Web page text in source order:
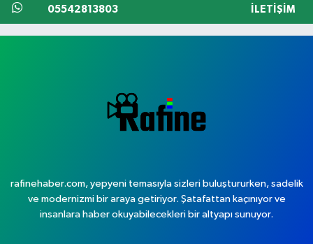
05542813803 İLETIŞIM
rafinehaber.com, yepyeni temasıyla sizleri buluştururken, sadelik
ve modernizmi bir araya getiriyor. Şatafattan kaçınıyor ve
insanlara haber okuyabilecekleri bir altyapı sunuyor.